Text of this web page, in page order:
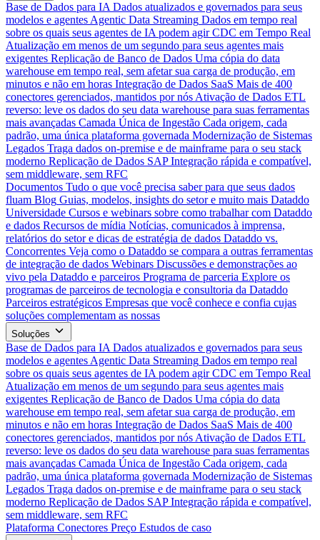
Base de Dados para IA Dados atualizados e governados para seus
modelos e agentes Agentic Data Streaming Dados em tempo real
sobre os quais seus agentes de IA podem agir CDC em Tempo Real
Atualização em menos de um segundo para seus agentes mais
exigentes Replicação de Banco de Dados Uma cópia do data
warehouse em tempo real, sem afetar sua carga de produção, em
minutos e não em horas Integração de Dados SaaS Mais de 400
conectores gerenciados, mantidos por nós Ativação de Dados ETL
reverso: leve os dados do seu data warehouse para suas ferramentas
mais avançadas Camada Única de Ingestão Cada origem, cada
padrão, uma única plataforma governada Modernização de Sistemas
Legados Traga dados on-premise e de mainframe para o seu stack
moderno Replicação de Dados SAP Integração rápida e compatível,
sem middleware, sem RFC
Documentos Tudo o que você precisa saber para que seus dados
fluam Blog Guias, modelos, insights do setor e muito mais Dataddo
Universidade Cursos e webinars sobre como trabalhar com Dataddo
e dados Recursos de mídia Notícias, comunicados à imprensa,
relatórios do setor e dicas de estratégia de dados Dataddo vs.
Concorrentes Veja como o Dataddo se compara a outras ferramentas
de integração de dados Webinars Discussões e demonstrações ao
vivo pela Dataddo e parceiros Programa de parceria Explore os
programas de parceiros de tecnologia e consultoria da Dataddo
Parceiros estratégicos Empresas que você conhece e confia cujas
soluções complementam as nossas
Soluções
Base de Dados para IA Dados atualizados e governados para seus
modelos e agentes Agentic Data Streaming Dados em tempo real
sobre os quais seus agentes de IA podem agir CDC em Tempo Real
Atualização em menos de um segundo para seus agentes mais
exigentes Replicação de Banco de Dados Uma cópia do data
warehouse em tempo real, sem afetar sua carga de produção, em
minutos e não em horas Integração de Dados SaaS Mais de 400
conectores gerenciados, mantidos por nós Ativação de Dados ETL
reverso: leve os dados do seu data warehouse para suas ferramentas
mais avançadas Camada Única de Ingestão Cada origem, cada
padrão, uma única plataforma governada Modernização de Sistemas
Legados Traga dados on-premise e de mainframe para o seu stack
moderno Replicação de Dados SAP Integração rápida e compatível,
sem middleware, sem RFC
Plataforma Conectores Preço Estudos de caso